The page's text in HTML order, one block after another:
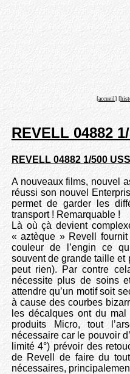
REVELL 04882
REVELL 04882 1/500
A nouveaux films, nouvel
réussi son nouvel
permet de garder les
transport ! Remarquable !
Là où çà devient
« aztèque » Revell
couleur de l’engin ce
souvent de grande taille et
peut rien). Par contre
nécessite plus de soins
attendre qu’un motif soit
à cause des courbes
les décalques ont du
produits Micro, tout
nécessaire car le pouvoir
limité 4°) prévoir des
de Revell de faire du
nécessaires,
[accueil] [